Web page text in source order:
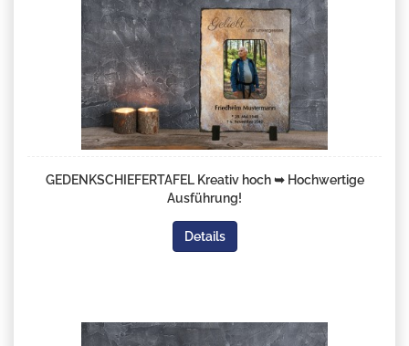
GEDENKSCHIEFERTAFEL Kreativ hoch ➥ Hochwertige
Ausführung!
Details